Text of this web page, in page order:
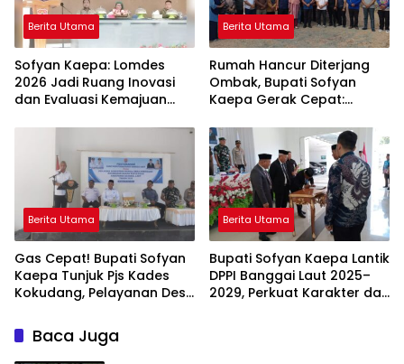
Berita Utama
Sofyan Kaepa: Lomdes
2026 Jadi Ruang Inovasi
dan Evaluasi Kemajuan
Berita Utama
Rumah Hancur Diterjang
Ombak, Bupati Sofyan
Kaepa Gerak Cepat:
Diserahkan!
Berita Utama
Gas Cepat! Bupati Sofyan
Kaepa Tunjuk Pjs Kades
Kokudang, Pelayanan Desa
Berita Utama
Bupati Sofyan Kaepa Lantik
DPPI Banggai Laut 2025–
2029, Perkuat Karakter dan
Baca Juga